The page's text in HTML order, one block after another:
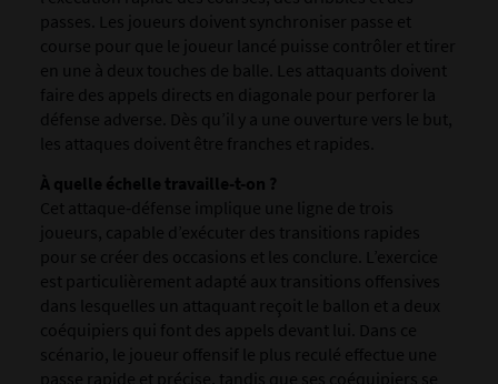
passes. Les joueurs doivent synchroniser passe et
course pour que le joueur lancé puisse contrôler et tirer
en une à deux touches de balle. Les attaquants doivent
faire des appels directs en diagonale pour perforer la
défense adverse. Dès qu’il y a une ouverture vers le but,
les attaques doivent être franches et rapides.
À quelle échelle travaille-t-on ?
Cet attaque‑défense implique une ligne de trois
joueurs, capable d’exécuter des transitions rapides
pour se créer des occasions et les conclure. L’exercice
est particulièrement adapté aux transitions offensives
dans lesquelles un attaquant reçoit le ballon et a deux
coéquipiers qui font des appels devant lui. Dans ce
scénario, le joueur offensif le plus reculé effectue une
passe rapide et précise, tandis que ses coéquipiers se